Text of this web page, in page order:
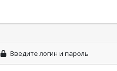
Введите логин и пароль